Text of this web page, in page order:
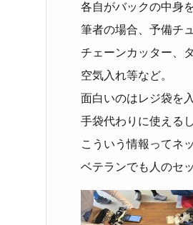
各自がバックの中身
筆者の場合、予備チ
チェーンカッター、
空気入れ等など。
面白いのはレジ袋を
手袋代わりに使える
こういう情報ってネ
ベテランでも人のセ